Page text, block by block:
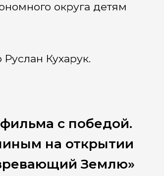
округа детям
Кухарук.
с победой.
на открытии
Землю»